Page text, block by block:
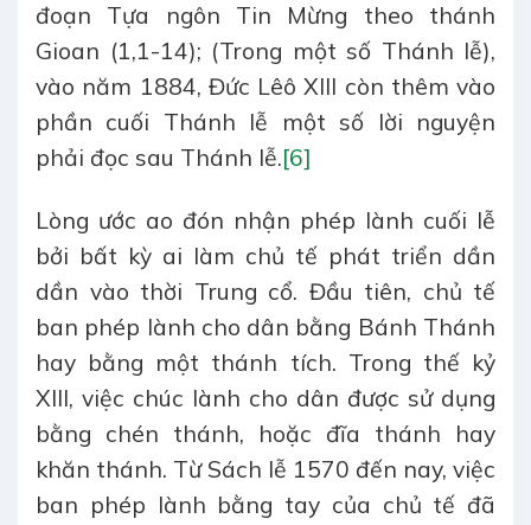
đoạn Tựa ngôn Tin Mừng theo thánh
Gioan (1,1-14); (Trong một số Thánh lễ),
vào năm 1884, Đức Lêô XIII còn thêm vào
phần cuối Thánh lễ một số lời nguyện
phải đọc sau Thánh lễ.[6]
Lòng ước ao đón nhận phép lành cuối lễ
bởi bất kỳ ai làm chủ tế phát triển dần
dần vào thời Trung cổ. Đầu tiên, chủ tế
ban phép lành cho dân bằng Bánh Thánh
hay bằng một thánh tích. Trong thế kỷ
XIII, việc chúc lành cho dân được sử dụng
bằng chén thánh, hoặc đĩa thánh hay
khăn thánh. Từ Sách lễ 1570 đến nay, việc
ban phép lành bằng tay của chủ tế đã